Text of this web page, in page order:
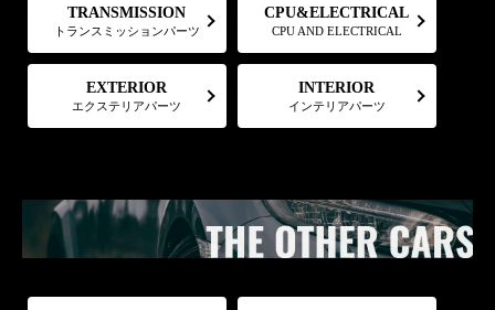
TRANSMISSION
トランスミッションパーツ
CPU&ELECTRICAL
CPU AND ELECTRICAL
EXTERIOR
エクステリアパーツ
INTERIOR
インテリアパーツ